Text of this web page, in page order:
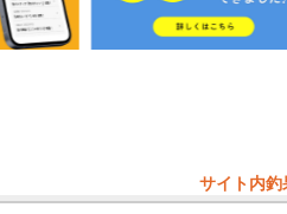
サイト内釣